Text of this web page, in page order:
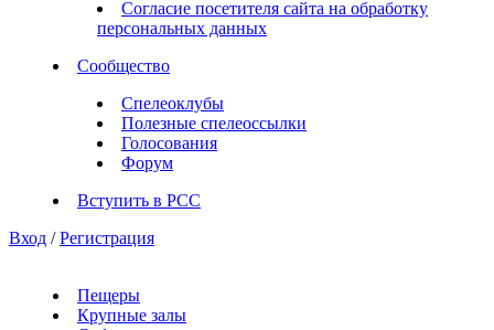
Согласие посетителя сайта на обработку
персональных данных
Сообщество
Спелеоклубы
Полезные спелеоссылки
Голосования
Форум
Вступить в РСС
Вход / Регистрация
Пещеры
Крупные залы